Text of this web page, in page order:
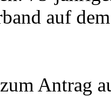
auf
Antrag